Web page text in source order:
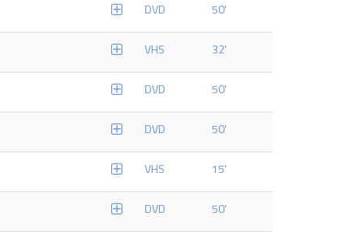
DVD 50'
VHS 32'
DVD 50'
DVD 50'
VHS 15'
DVD 50'